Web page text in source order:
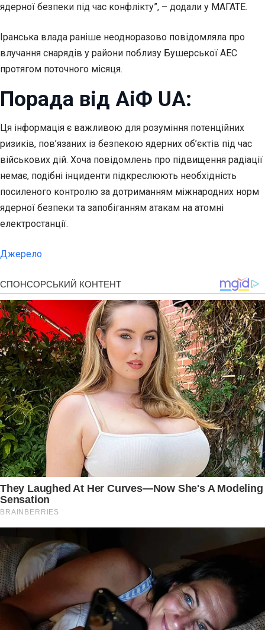
ядерної безпеки під час конфлікту”, – додали у МАГАТЕ.
Іранська влада раніше неодноразово повідомляла про
влучання снарядів у райони поблизу Бушерської АЕС
протягом поточного місяця.
Порада від АіФ UA:
Ця інформація є важливою для розуміння потенційних
ризиків, пов’язаних із безпекою ядерних об’єктів під час
військових дій. Хоча повідомлень про підвищення радіації
немає, подібні інциденти підкреслюють необхідність
посиленого контролю за дотриманням міжнародних норм
ядерної безпеки та запобіганням атакам на атомні
електростанції.
Джерело